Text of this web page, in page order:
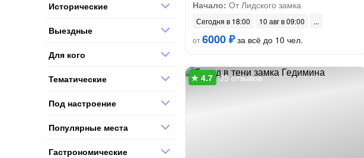
Начало: От Лидского замка
Сегодня в 18:00
10 авг в 09:00
от6000 ₽за всё до 10 чел.
35 отзывов
Исторические
Выездные
Для кого
Тематические
Под настроение
Популярные места
Гастрономические